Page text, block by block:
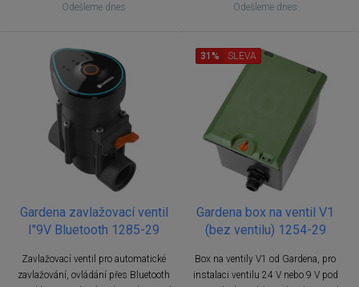
Odešleme dnes
Odešleme dnes
Gardena zavlažovací ventil
I"9V Bluetooth 1285-29
Zavlažovací ventil pro automatické
zavlažování, ovládání přes Bluetooth
Gardena box na ventil V1
(bez ventilu) 1254-29
Box na ventily V1 od Gardena, pro
instalaci ventilu 24 V nebo 9 V pod
31% SLEVA